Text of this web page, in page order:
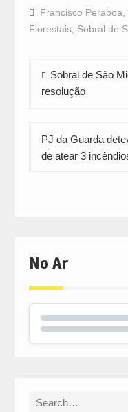
Facebook
(Opens
in
new
(Opens
in
new
Francisco Peraboa
Florestais, Sobral de
Navegação
de
Sobral de São
resolução
PJ da Guarda
de atear 3
No Ar
Search